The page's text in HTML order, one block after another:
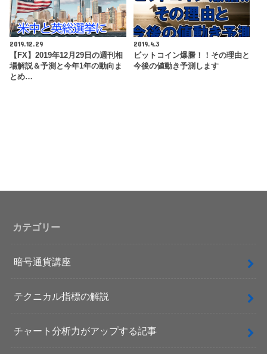
2019.12.29
【FX】2019年12月29日の週刊相
場解説＆予測と今年1年の動向ま
とめ…
2019.4.3
ビットコイン爆謄！！その理由と
今後の値動き予測します
カテゴリー
暗号通貨講座
テクニカル指標の解説
チャート分析力がアップする記事